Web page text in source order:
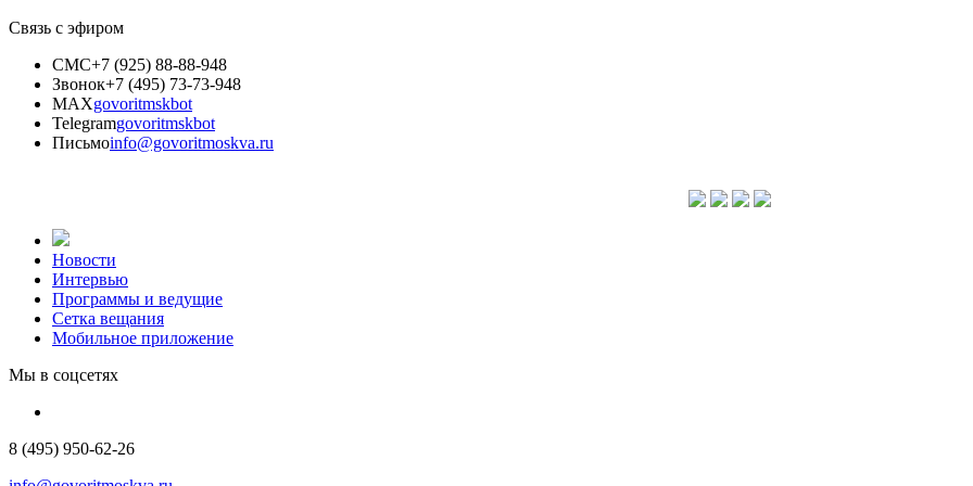
Связь с эфиром
СМС+7 (925) 88-88-948
Звонок+7 (495) 73-73-948
MAXgovoritmskbot
Telegramgovoritmskbot
Письмоinfo@govoritmoskva.ru
Новости
Интервью
Программы и ведущие
Сетка вещания
Мобильное приложение
Мы в соцсетях
8 (495) 950-62-26